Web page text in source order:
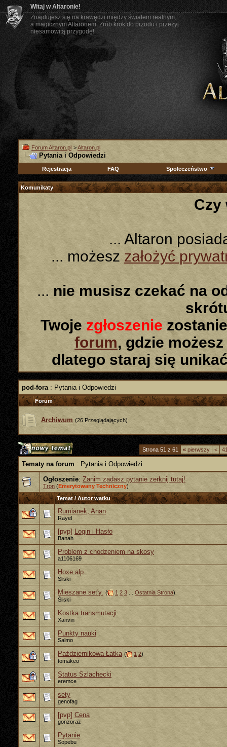
Witaj w Altaronie!
Znajdujesz się na krawędzi między światem realnym,
a magicznym Altaronem. Zrób krok do przodu i przeżyj
niesamowitą przygodę!
Forum Altaron.pl >Altaron.pl
Pytania i Odpowiedzi
Rejestracja FAQ Społeczeństwo
Komunikaty
Czy
... Altaron
... możeszzałożyć
... nie musisz czekać na
Twoje zgłoszenie
forum, gdzie
dlatego staraj się
pod-fora : Pytania i Odpowiedzi
Forum
Archiwum (26 Przeglądających)
Strona 51 z 61 « pierwszy <
Tematy na forum : Pytania i Odpowiedzi
Ogłoszenie: Zanim zadasz pytanie zerknij tutaj!
Tron (Emerytowany Techniczny)
Temat/Autor wątku
Rumianek, Anan
Rayel
[pvp] Login i Hasło
Banah
Problem z chodzeniem na skosy
a1106169
Hoxe alp.
Śliski
Mieszane set'y. ( 1 2 3 Ostatnia Strona)
Śliski
Kostka transmutacji
Xanvin
Punkty nauki
Salmo
Październikowa Łatka ( 1 2)
tomakeo
Status Szlachecki
eremce
sety
genofag
[pvp] Cena
gonzoraz
Pytanie
Sopebu